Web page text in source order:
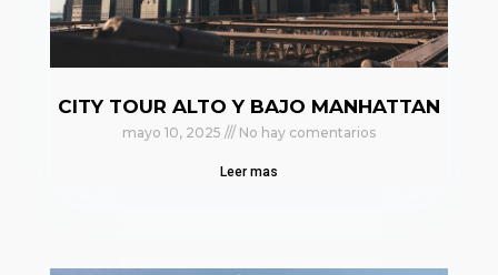
CITY TOUR ALTO Y BAJO MANHATTAN
mayo 10, 2025 No hay comentarios
Leer mas